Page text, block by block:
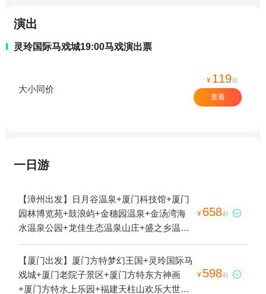
演出
灵玲国际马戏城19:00马戏演出票
大小同价
¥ 119起
查看
一日游
【漳州出发】日月谷温泉+厦门科技馆+厦门
园林博览苑+鼓浪屿+金穗园温泉+金汤湾海
水温泉公园+龙佳生态温泉山庄+盛之乡温泉
渡假村+鹭江夜游+椰风寨+厦门方特梦幻王
国+帷幕开啦红地毯蜡像艺术馆+十里蓝山
+天子温泉+灵玲国际马戏城+半月山温泉+贝
壳梦幻世界+福州3D错觉艺术馆+志闽户外运
¥ 658起 
【厦门出发】厦门方特梦幻王国+灵玲国际马
戏城+厦门老院子景区+厦门方特东方神画
+厦门方特水上乐园+福建天柱山欢乐大世界
¥ 598起 